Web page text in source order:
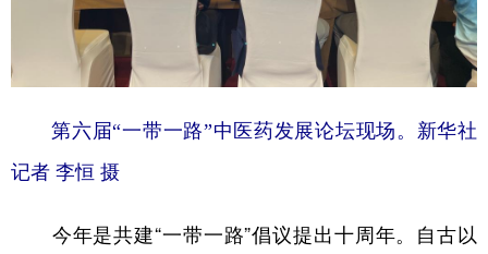
新疆 内蒙古 黑龙江
多语种频道
English
第六届“一带一路”中医药发展论坛现场。新华社
记者 李恒 摄
今年是共建“一带一路”倡议提出十周年。自古以